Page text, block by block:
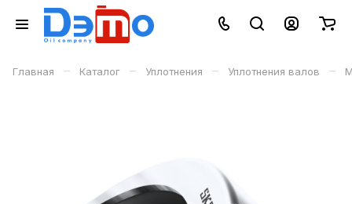
Главная – Каталог – Уплотнения – Уплотнения валов –